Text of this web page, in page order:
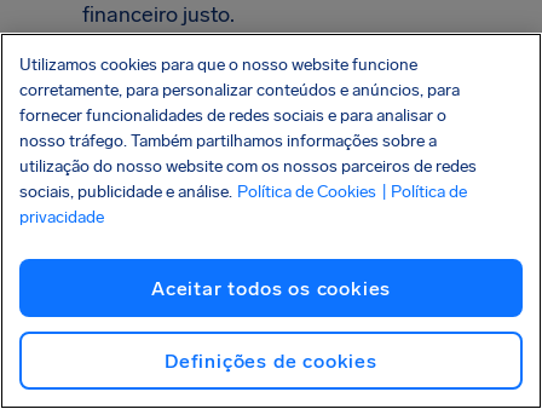
financeiro justo.
Para esses e outros
problemas, conte com a
AirHelp!
Na AirHelp, nós defendemos os direitos dos
as indenizações que você tem direito. Então, se
você teveproblemas com bagagens, cancelamento,
atraso de voo, ou bagagem perdida, danificada ou
atrasada, nós estamos aqui para te ajudar.
Utilizamos cookies para que o nosso website funcione
corretamente, para personalizar conteúdos e anúncios, para
fornecer funcionalidades de redes sociais e para analisar o
nosso tráfego. Também partilhamos informações sobre a
utilização do nosso website com os nossos parceiros de redes
sociais, publicidade e análise. Política de Cookies
| Política de
privacidade
Aceitar todos os cookies
Definições de cookies